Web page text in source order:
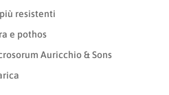
resistenti
e pothos
Auricchio & Sons